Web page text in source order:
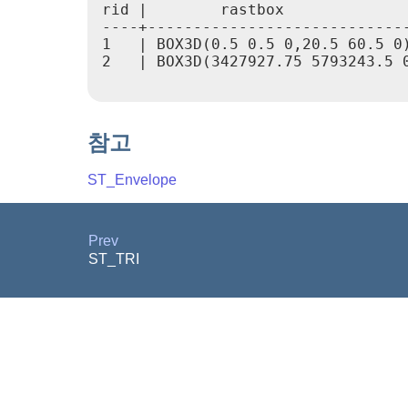
rid |        rastbox
----
1   | BOX3D(0.5 0.5 0,20.5 60.5
2   | BOX3D(3427927.75 5793243.5
참고
ST_Envelope
Prev
ST_TRI